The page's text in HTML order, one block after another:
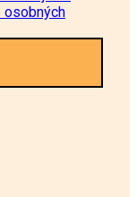
osobných